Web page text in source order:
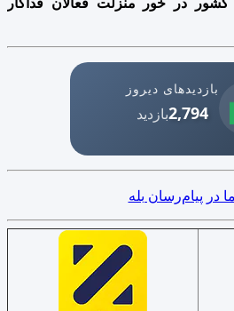
بازدیدهای دیروز
2,794بازدید
در پیام‌رسان بله